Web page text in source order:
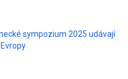
sympozium 2025 udávají